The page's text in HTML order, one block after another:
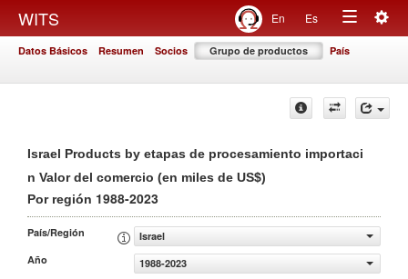
WITS En Es
Toggle
Datos Básicos Resumen Socios Grupo de productos País
Israel Products by etapas de procesamiento importaci
n Valor del comercio (en miles de US$)
Por región 1988-2023
País/Región
Israel
Año
1988-2023